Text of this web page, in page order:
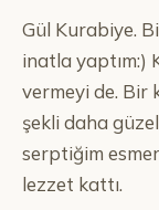
Gül Kurabiye.
inatla yaptım:)
vermeyi de. Bir
şekli daha
serptiğim
lezzet kattı.